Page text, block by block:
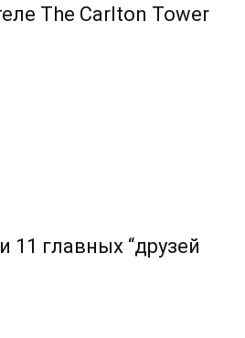
The Carlton Tower
11 главных “друзей